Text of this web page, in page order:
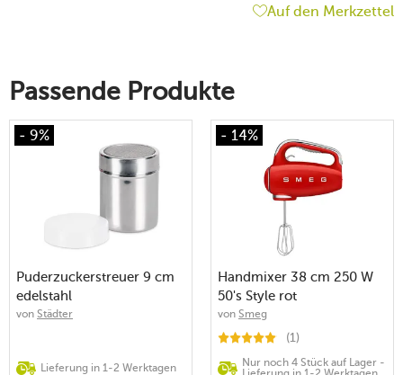
Auf den Merkzettel
Passende Produkte
- 9%
Puderzuckerstreuer 9 cm
edelstahl
von Städter
Lieferung in 1-2 Werktagen
- 14%
Handmixer 38 cm 250 W
50's Style rot
von Smeg
(1)
Nur noch 4 Stück auf Lager -